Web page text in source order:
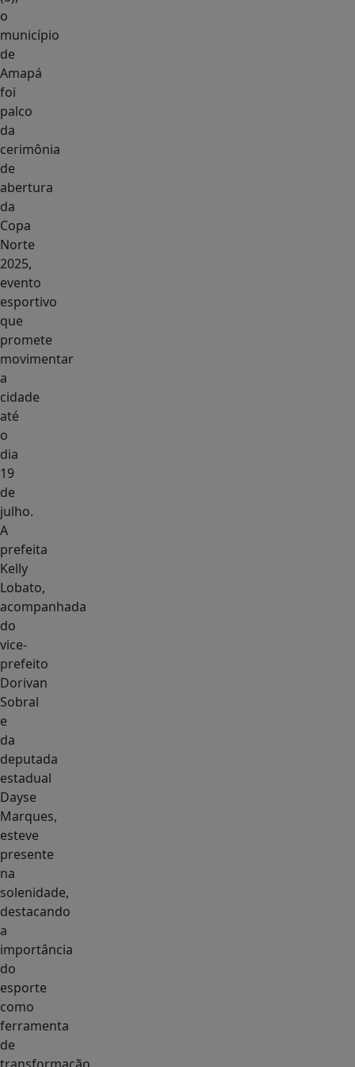
o
município
de
Amapá
foi
palco
da
cerimônia
de
abertura
da
Copa
Norte
2025,
evento
esportivo
que
promete
movimentar
a
cidade
até
o
dia
19
de
julho.
A
prefeita
Kelly
Lobato,
acompanhada
do
vice-
prefeito
Dorivan
Sobral
e
da
deputada
estadual
Dayse
Marques,
esteve
presente
na
solenidade,
destacando
a
importância
do
esporte
como
ferramenta
de